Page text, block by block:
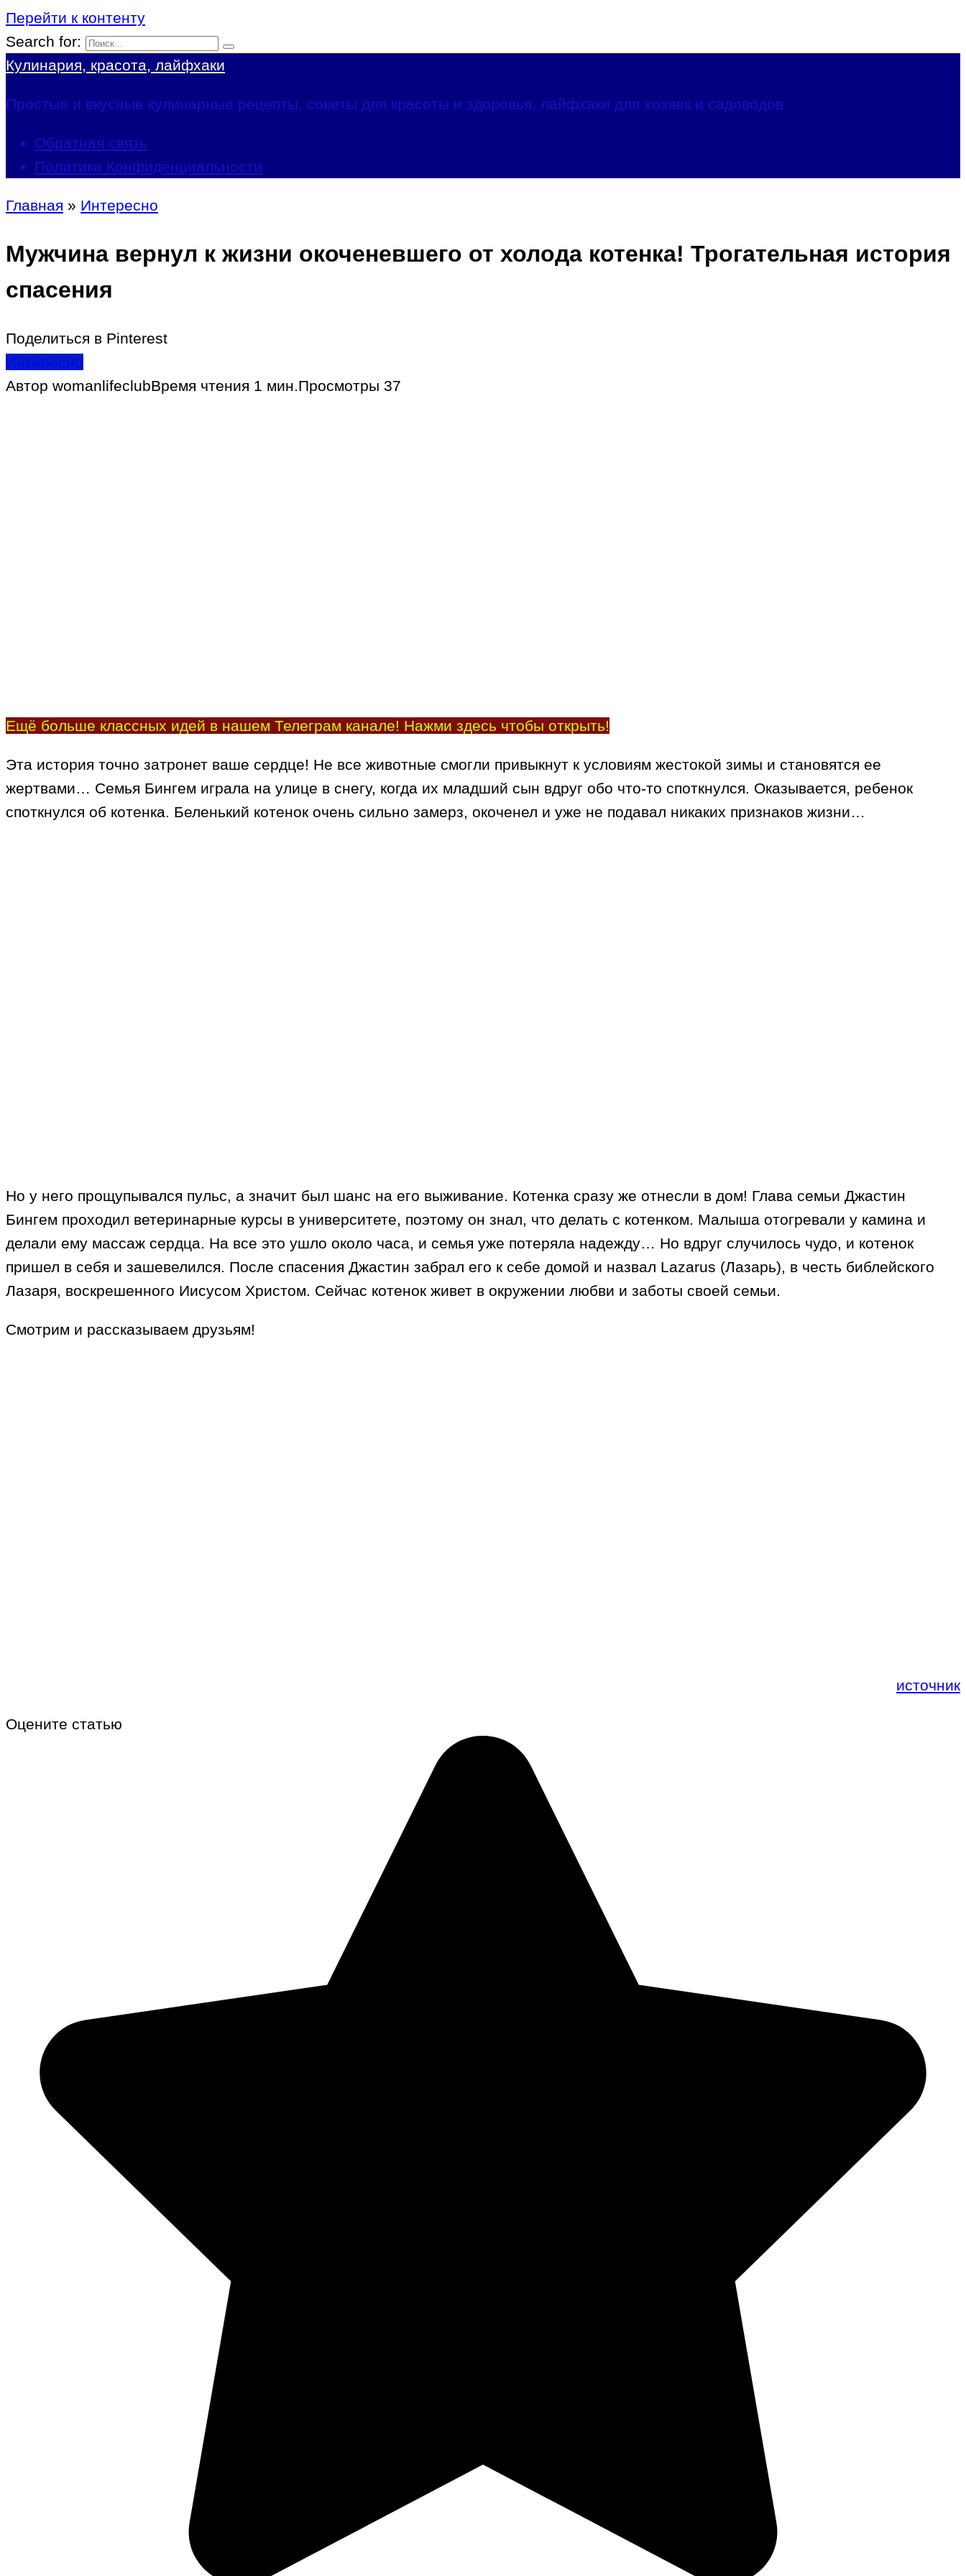
Перейти к контенту
Search for:
Кулинария, красота, лайфхаки
Простые и вкусные кулинарные рецепты, советы для красоты и здоровья, лайфхаки для хозяек и садоводов
Обратная связь
Политика Конфиденциальности
Главная » Интересно
Мужчина вернул к жизни окоченевшего от холода котенка! Трогательная история
спасения
Поделиться в Pinterest
Интересно
Автор womanlifeclubВремя чтения 1 мин.Просмотры 37
Ещё больше классных идей в нашем Телеграм канале! Нажми здесь чтобы открыть!
Эта история точно затронет ваше сердце! Не все животные смогли привыкнут к условиям жестокой зимы и становятся ее
жертвами… Семья Бингем играла на улице в снегу, когда их младший сын вдруг обо что-то споткнулся. Оказывается, ребенок
споткнулся об котенка. Беленький котенок очень сильно замерз, окоченел и уже не подавал никаких признаков жизни…
Но у него прощупывался пульс, а значит был шанс на его выживание. Котенка сразу же отнесли в дом! Глава семьи Джастин
Бингем проходил ветеринарные курсы в университете, поэтому он знал, что делать с котенком. Малыша отогревали у камина и
делали ему массаж сердца. На все это ушло около часа, и семья уже потеряла надежду… Но вдруг случилось чудо, и котенок
пришел в себя и зашевелился. После спасения Джастин забрал его к себе домой и назвал Lazarus (Лазарь), в честь библейского
Лазаря, воскрешенного Иисусом Христом. Сейчас котенок живет в окружении любви и заботы своей семьи.
Смотрим и рассказываем друзьям!
источник
Оцените статью